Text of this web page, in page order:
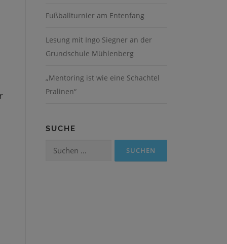
Fußballturnier am Entenfang
Lesung mit Ingo Siegner an der
Grundschule Mühlenberg
„Mentoring ist wie eine Schachtel
Pralinen“
SUCHE
Suchen